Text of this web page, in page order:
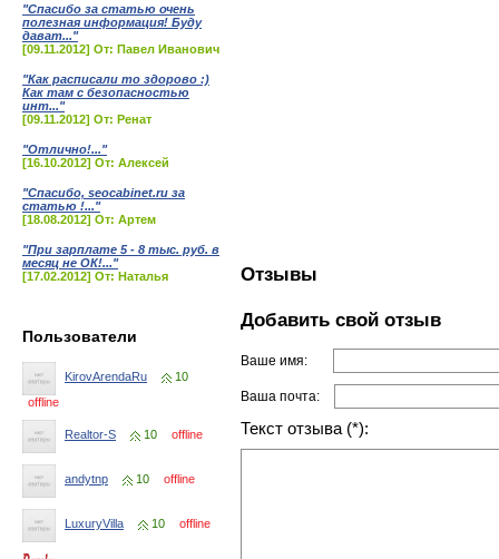
"Спасибо за статью очень
полезная информация! Буду
дават..."
[09.11.2012] От: Павел Иванович
"Как расписали то здорово :)
Как там с безопасностью
инт..."
[09.11.2012] От: Ренат
"Отлично!..."
[16.10.2012] От: Алексей
"Спасибо, seocabinet.ru за
статью !..."
[18.08.2012] От: Артем
"При зарплате 5 - 8 тыс. руб. в
месяц не ОК!..."
[17.02.2012] От: Наталья
Пользователи
KirovArendaRu
10
offline
Realtor-S 10 offline
andytnp 10 offline
LuxuryVilla 10 offline
Отзывы
Добавить свой отзыв
Ваше имя:
Ваша почта:
Текст отзыва (*):